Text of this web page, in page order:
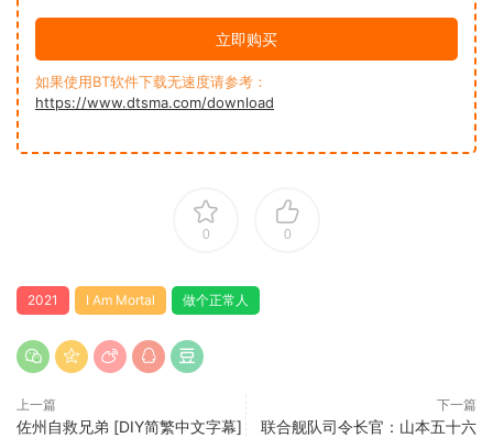
立即购买
如果使用BT软件下载无速度请参考：
https://www.dtsma.com/download
0 0
2021 I Am Mortal 做个正常人
上一篇
佐州自救兄弟 [DIY简繁中文字幕]
下一篇
联合舰队司令长官：山本五十六